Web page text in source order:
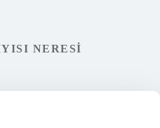
NERESI